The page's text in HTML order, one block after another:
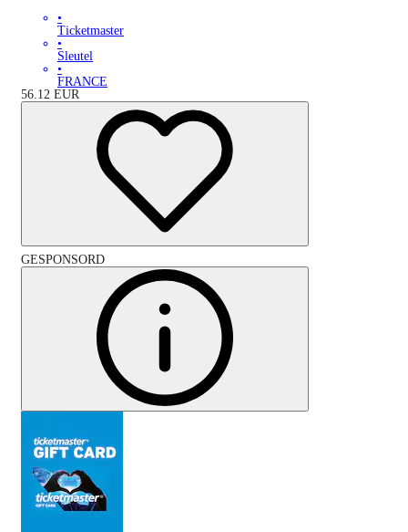
•
Ticketmaster
•
Sleutel
•
FRANCE
56.12 EUR
GESPONSORD